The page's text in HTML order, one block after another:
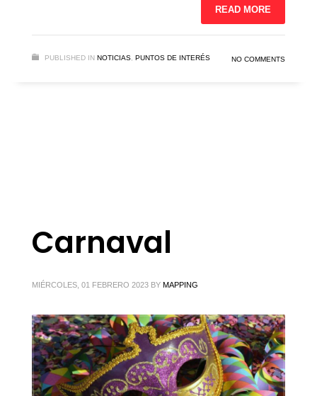
READ MORE
PUBLISHED IN NOTICIAS PUNTOS DE INTERÉS NO COMMENTS
Carnaval
MIÉRCOLES, 01 FEBRERO 2023 BY MAPPING